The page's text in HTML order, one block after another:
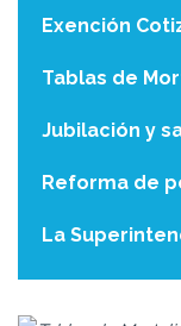
Exención
Tablas de
Jubilación y
Reforma de
La